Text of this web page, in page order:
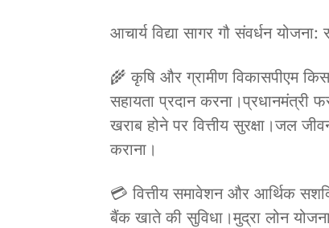
आचार्य विद्या सागर गौ संवर्धन
🌾 कृषि और ग्रामीण विकासपीएम
सहायता प्रदान
खराब होने पर वित्तीय सुरक्षा।जल
कराना।
💳 वित्तीय समावेशन और आर्थिक
बैंक खाते की सुविधा।मुद्रा लोन